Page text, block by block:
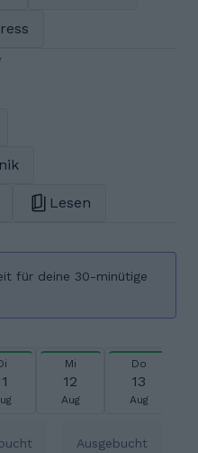
Lesen
für deine 30-minütige
Mi
12
Aug
Do
13
Aug
Ausgebucht